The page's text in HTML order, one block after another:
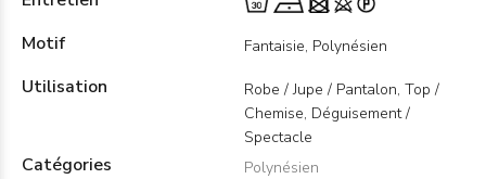
Motif
Fantaisie, Polynésien
Utilisation
Robe / Jupe / Pantalon, Top /
Chemise, Déguisement /
Spectacle
Catégories Polynésien